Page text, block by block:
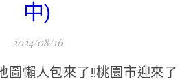
中)
2024/08/16